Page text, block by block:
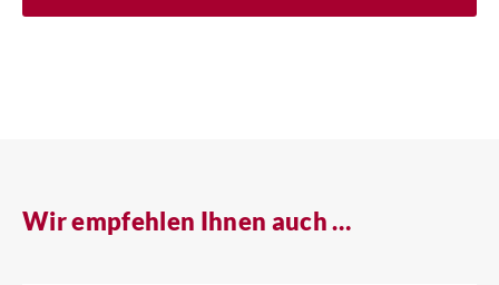
Wir empfehlen Ihnen auch …